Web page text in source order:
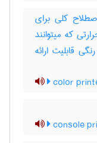
کلی برای
که میتوانند
قابلیت ارائه
color
console